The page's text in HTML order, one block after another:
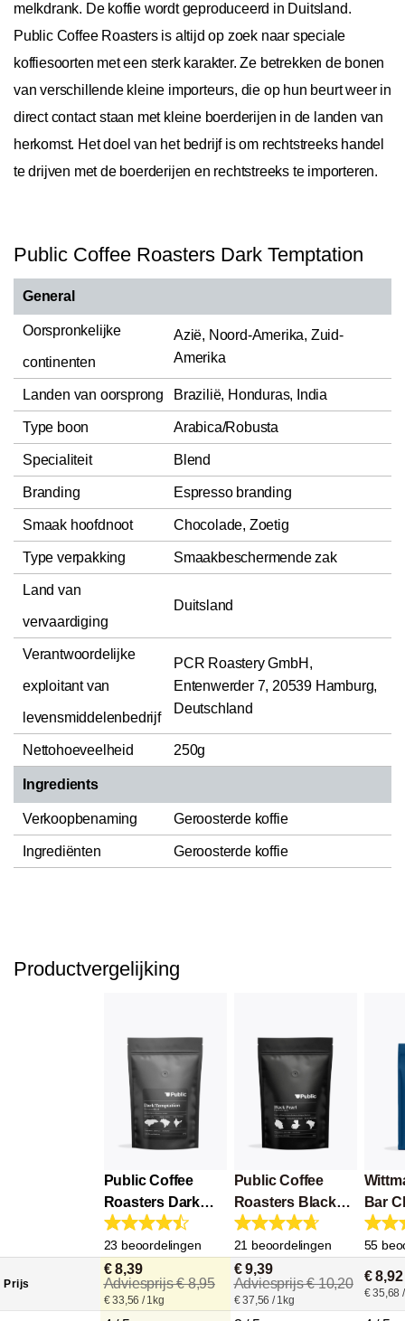
melkdrank. De koffie wordt geproduceerd in Duitsland.
Public Coffee Roasters is altijd op zoek naar speciale
koffiesoorten met een sterk karakter. Ze betrekken de bonen
van verschillende kleine importeurs, die op hun beurt weer in
direct contact staan met kleine boerderijen in de landen van
herkomst. Het doel van het bedrijf is om rechtstreeks handel
te drijven met de boerderijen en rechtstreeks te importeren.
Public Coffee Roasters Dark Temptation
General
Oorspronkelijke
continenten
Azië, Noord-Amerika, Zuid-
Amerika
Landen van oorsprong Brazilië, Honduras, India
Type boon Arabica/Robusta
Specialiteit Blend
Branding Espresso branding
Smaak hoofdnoot Chocolade, Zoetig
Type verpakking Smaakbeschermende zak
Land van
vervaardiging
Duitsland
Verantwoordelijke
exploitant van
levensmiddelenbedrijf
PCR Roastery GmbH,
Entenwerder 7, 20539 Hamburg,
Deutschland
Nettohoeveelheid 250g
Ingredients
Verkoopbenaming Geroosterde koffie
Ingrediënten Geroosterde koffie
Productvergelijking
Prijs
Public Coffee
Roasters Dark
Temptation
23 beoordelingen
€ 8,39
Adviesprijs € 8,95
€ 33,56 / 1kg
Public Coffee
Roasters Black
Pearl Espresso
21 beoordelingen
€ 9,39
Adviesprijs € 10,20
€ 37,56 / 1kg
Bar
55
€ 8,92
€ 35,68